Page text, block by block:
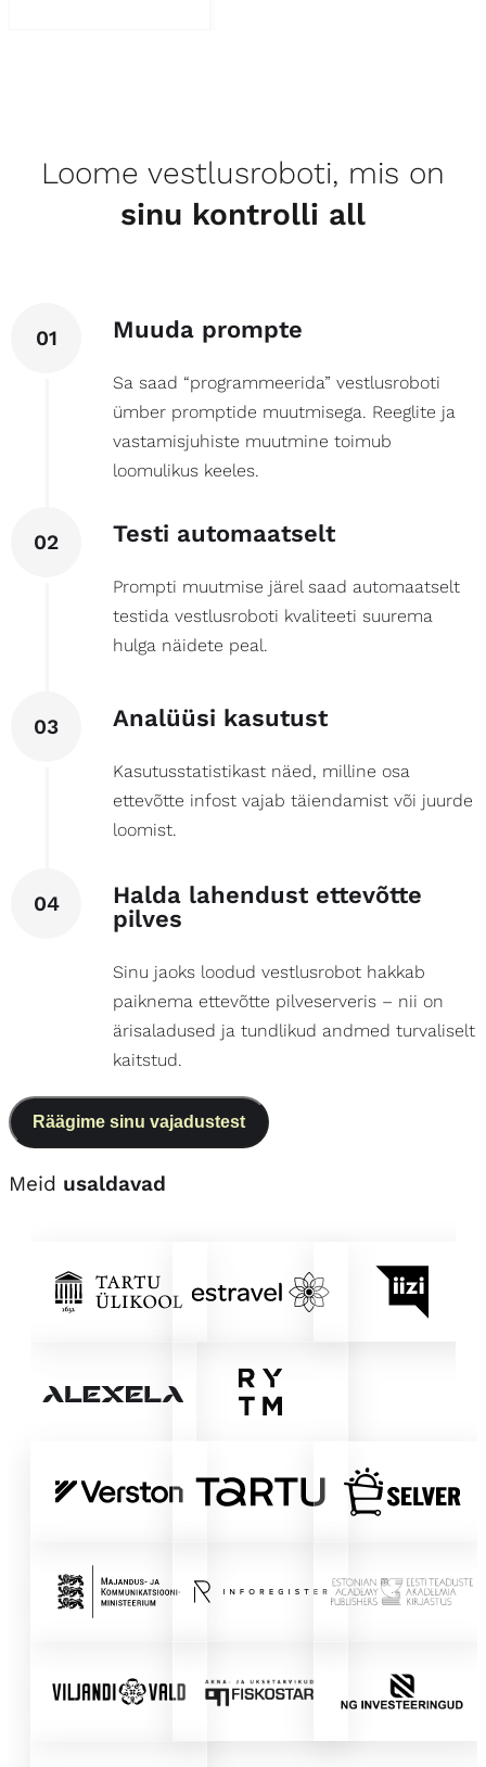
Loome vestlusroboti, mis on
sinu kontrolli all
01 Muuda prompte
Sa saad “programmeerida” vestlusroboti
ümber promptide muutmisega. Reeglite ja
vastamisjuhiste muutmine toimub
loomulikus keeles.
02 Testi automaatselt
Prompti muutmise järel saad automaatselt
testida vestlusroboti kvaliteeti suurema
hulga näidete peal.
03 Analüüsi kasutust
Kasutusstatistikast näed, milline osa
ettevõtte infost vajab täiendamist või juurde
loomist.
04
Halda lahendust ettevõtte
pilves
Sinu jaoks loodud vestlusrobot hakkab
paiknema ettevõtte pilveserveris – nii on
ärisaladused ja tundlikud andmed turvaliselt
kaitstud.
Räägime sinu vajadustest
Meid usaldavad